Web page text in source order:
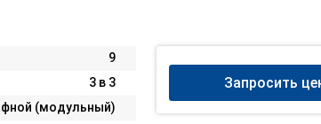
9
3 в 3
(модульный)
Запросить